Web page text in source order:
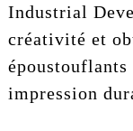
Industrial
créativité et
impression